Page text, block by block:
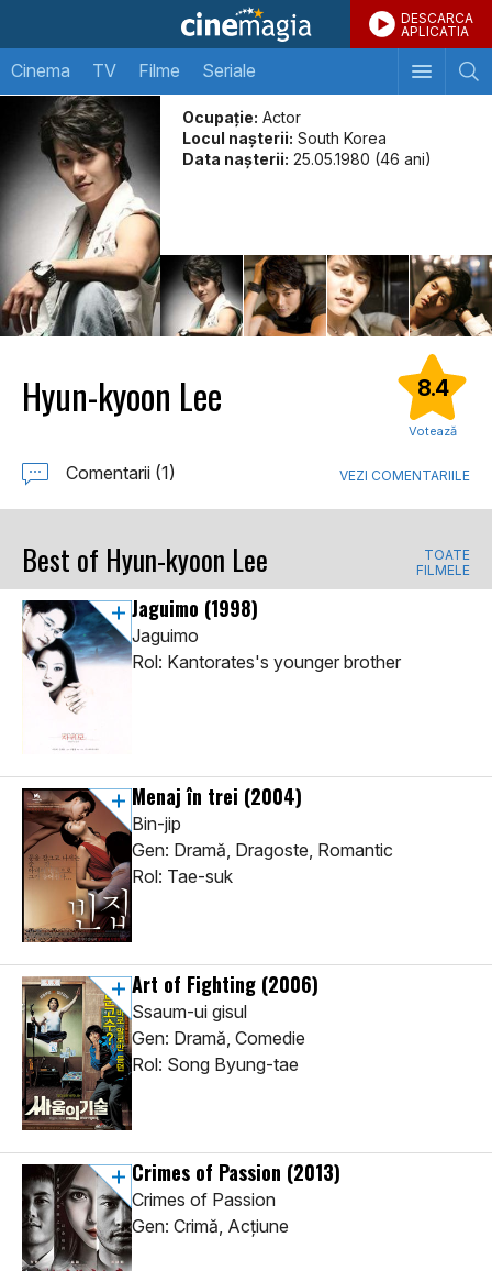
DESCARCA
APLICATIA
Cinema TV Filme Seriale
Ocupație: Actor
Locul naşterii: South Korea
Data naşterii: 25.05.1980 (46 ani)
Hyun-kyoon Lee 8.4
Votează
Comentarii (1) VEZI COMENTARIILE
Best of Hyun-kyoon Lee
TOATE
FILMELE
Jaguimo (1998)
Jaguimo
Rol: Kantorates's younger brother
Menaj în trei (2004)
Bin-jip
Gen: Dramă, Dragoste, Romantic
Rol: Tae-suk
Art of Fighting (2006)
Ssaum-ui gisul
Gen: Dramă, Comedie
Rol: Song Byung-tae
Crimes of Passion (2013)
Crimes of Passion
Gen: Crimă, Acţiune